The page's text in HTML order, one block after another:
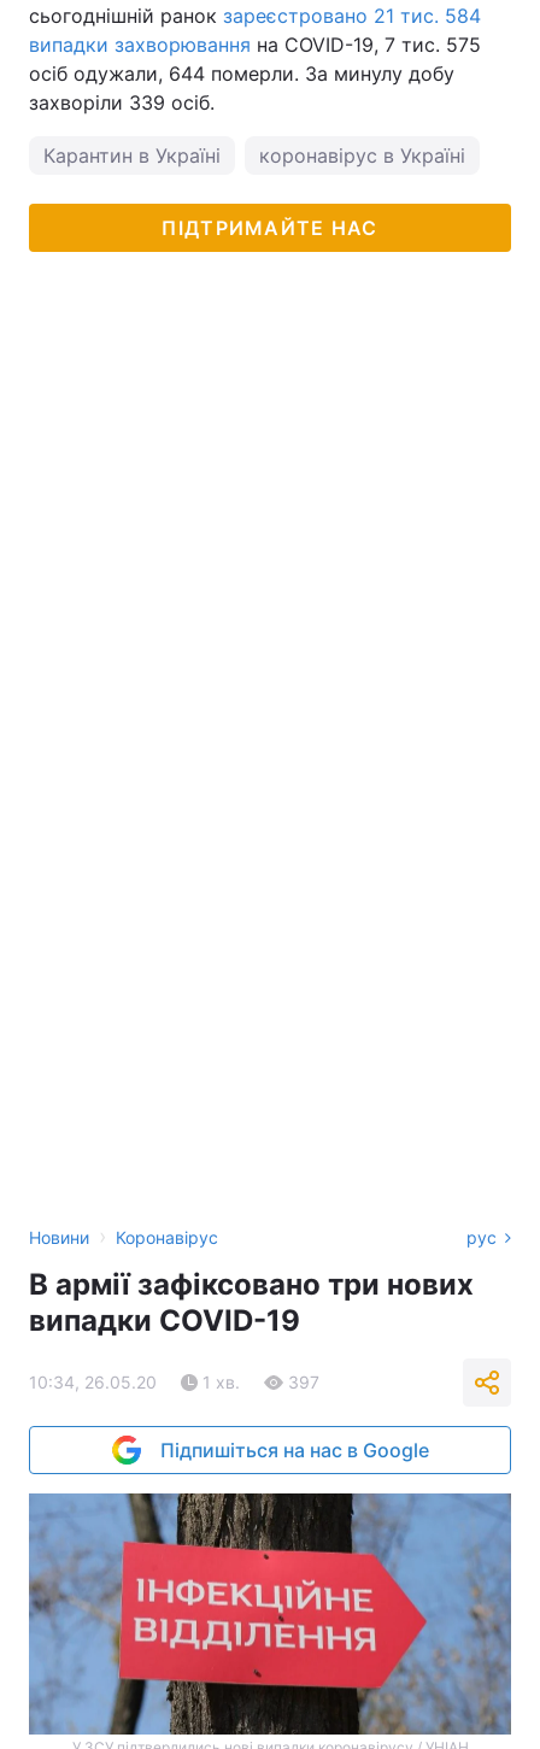
сьогоднішній ранок зареєстровано 21 тис. 584
випадки захворювання на COVID-19, 7 тис. 575
осіб одужали, 644 померли. За минулу добу
захворіли 339 осіб.
Карантин в Україні коронавірус в Україні
ПІДТРИМАЙТЕ НАС
Новини › Коронавірус рус
В армії зафіксовано три нових
випадки COVID-19
10:34, 26.05.20 1 хв. 397
Підпишіться на нас в Google